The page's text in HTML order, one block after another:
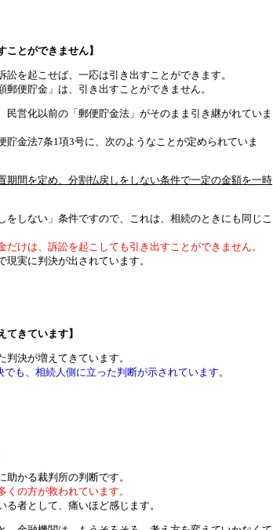
ことができません】
を起こせば、一応は引き出すことができます。
郵便貯金」は、引き出すことができません。
民営化以前の「郵便貯金法」がそのまま引き継がれていま
貯金法7条1項3号に、次のようなことが定められていま
期間を定め、分割払戻しをしない条件で一定の金額を一時
をしない」条件ですので、これは、相続のときにも同じこ
だけは、訴訟を起こしても引き出すことができません。
実に判決が出されています。
てきています】
決が増えてきています。
も、相続人側に立った判断が示されています。
かる裁判所の判断です。
の方が救われています。
者として、痛いほど感じます。